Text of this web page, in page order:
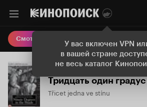
У вас включен VPN
в вашей стране
не весь каталог
Смотреть кино Онлайн-
Тридцать один градус
Třicet jedna ve stínu